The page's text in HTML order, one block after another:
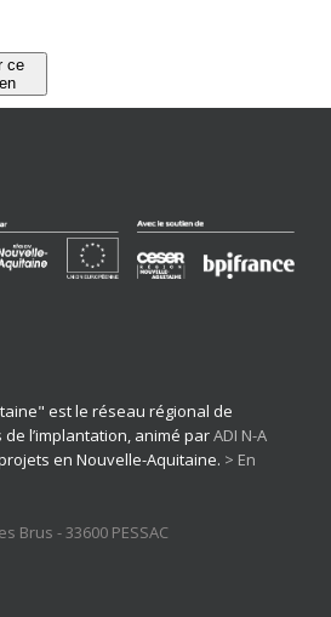
ce
est le réseau régional de
l’implantation, animé parADI N-A
en Nouvelle-Aquitaine. > En
Brus - 33600 PESSAC